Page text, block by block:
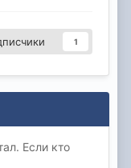
1
Если кто